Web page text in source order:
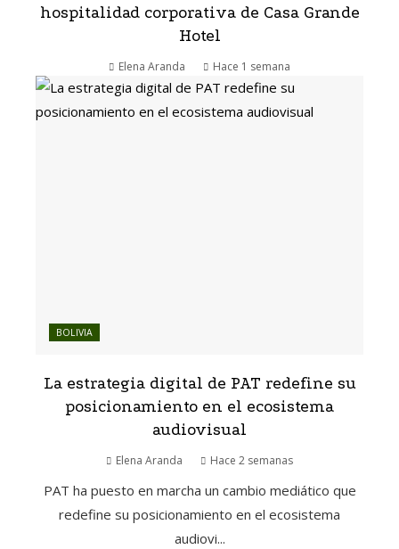
hospitalidad corporativa de Casa Grande
Hotel
Elena Aranda Hace 1 semana
BOLIVIA
La estrategia digital de PAT redefine su
posicionamiento en el ecosistema
audiovisual
Elena Aranda Hace 2 semanas
PAT ha puesto en marcha un cambio mediático que
redefine su posicionamiento en el ecosistema
audiovi...